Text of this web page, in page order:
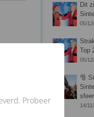
Dit
05/
Top
05/
🎅
14/
Probeer